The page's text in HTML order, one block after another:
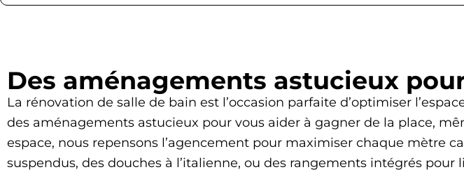
Des aménagements astucieux
La rénovation de salle de bain est l’occasion parfaite d’optimiser
des aménagements astucieux pour vous aider à gagner de la place,
espace, nous repensons l’agencement pour maximiser chaque mètre
suspendus, des douches à l’italienne, ou des rangements intégrés